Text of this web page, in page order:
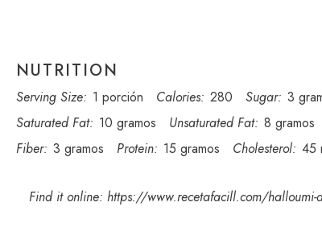
NUTRITION
Serving Size: 1 porción Calories: 280 Sugar: 3
Saturated Fat: 10 gramos Unsaturated Fat: 8 gramos
Fiber: 3 gramos Protein: 15 gramos Cholesterol: 45
Find it online: https://www.recetafacill.com/halloumi-